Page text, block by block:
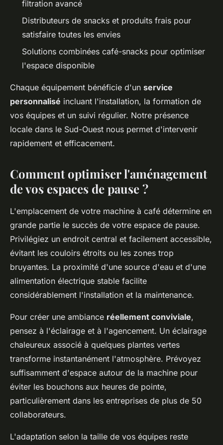
filtration avancé
Distributeurs de snacks et produits frais pour
satisfaire toutes les envies
Solutions combinées café-snacks pour optimiser
l'espace disponible
Chaque équipement bénéficie d'un service
personnalisé incluant l'installation, la formation de
vos équipes et un suivi régulier. Notre présence
locale dans le Sud-Ouest nous permet d'intervenir
rapidement et efficacement.
Comment optimiser l'aménagement
de vos espaces de pause ?
L'emplacement de votre machine à café détermine en
grande partie le succès de votre espace de pause.
Privilégiez un endroit central et facilement accessible,
évitant les couloirs étroits ou les zones trop
bruyantes. La proximité d'une source d'eau et d'une
alimentation électrique stable facilite
considérablement l'installation et la maintenance.
Pour créer une ambiance réellement conviviale,
pensez à l'éclairage et à l'agencement. Un éclairage
chaleureux associé à quelques plantes vertes
transforme instantanément l'atmosphère. Prévoyez
suffisamment d'espace autour de la machine pour
éviter les bouchons aux heures de pointe,
particulièrement dans les entreprises de plus de 50
collaborateurs.
L'adaptation selon la taille de vos équipes reste